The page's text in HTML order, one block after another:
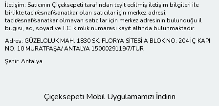
İletişim: Satıcının Çiçeksepeti tarafından teyit edilmiş iletişim bilgileri ile
birlikte tacir/esnaf/sanatkar olan satıcılar için merkez adresi;
tacir/esnaf/sanatkar olmayan satıcılar için merkez adresinin bulunduğu il
bilgisi, ad, soyad ve T.C. kimlik numarası kayıt altında bulunmaktadır.
Adres: GÜZELOLUK MAH. 1830 SK. FLORYA SİTESİ A BLOK NO: 204 İÇ KAPI
NO: 10 MURATPAŞA/ ANTALYA 1500029119/7/TUR
Şehir: Antalya
Çiçeksepeti Mobil Uygulamamızı İndirin